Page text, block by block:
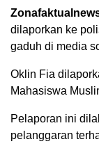
dilaporkan ke
gaduh di media
Oklin Fia
Mahasiswa
Pelaporan ini
pelanggaran